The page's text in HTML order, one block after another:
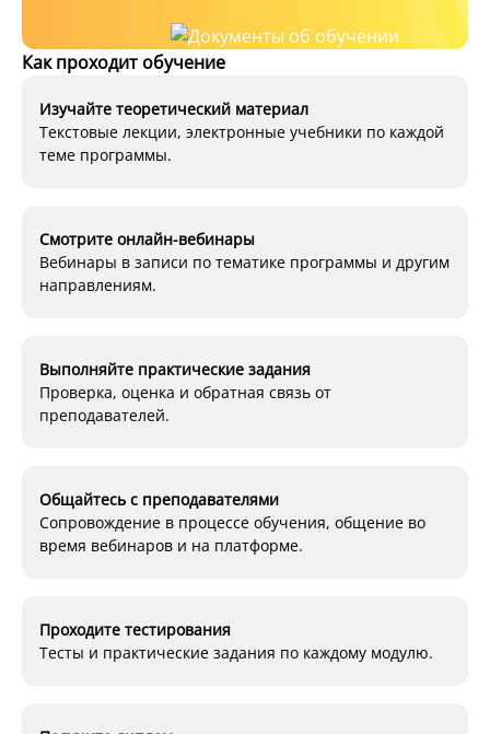
Как проходит обучение
Изучайте теоретический материал
Текстовые лекции, электронные учебники по каждой
теме программы.
Смотрите онлайн-вебинары
Вебинары в записи по тематике программы и другим
направлениям.
Выполняйте практические задания
Проверка, оценка и обратная связь от
преподавателей.
Общайтесь с преподавателями
Сопровождение в процессе обучения, общение во
время вебинаров и на платформе.
Проходите тестирования
Тесты и практические задания по каждому модулю.